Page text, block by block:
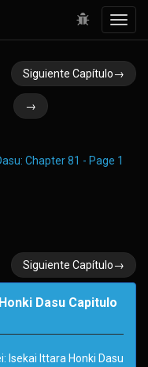
Siguiente Capítulo→
→
Siguiente Capítulo→
Dasu Capitulo
Isekai Ittara Honki Dasu